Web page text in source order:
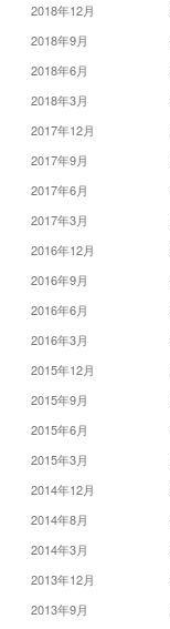
2018年12月
2018年9月
2018年6月
2018年3月
2017年12月
2017年9月
2017年6月
2017年3月
2016年12月
2016年9月
2016年6月
2016年3月
2015年12月
2015年9月
2015年6月
2015年3月
2014年12月
2014年8月
2014年3月
2013年12月
2013年9月